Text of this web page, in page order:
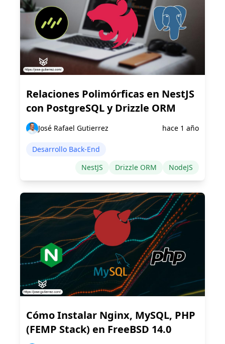
Relaciones Polimórficas en NestJS
con PostgreSQL y Drizzle ORM
José Rafael Gutierrez hace 1 año
Desarrollo Back-End
NestJS
Drizzle ORM NodeJS
Cómo Instalar Nginx, MySQL, PHP
(FEMP Stack) en FreeBSD 14.0